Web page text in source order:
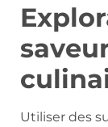
Utiliser des